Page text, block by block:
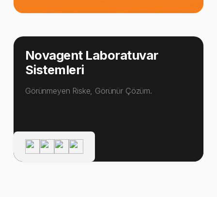
Novagent Laboratuvar
Sistemleri
Görünmeyen Riske, Görünür Çözüm.